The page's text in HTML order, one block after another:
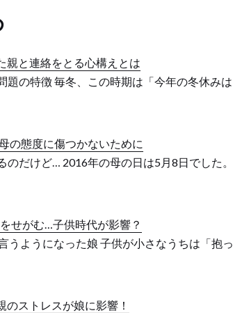
親と連絡をとる心構えとは
題の特徴 毎冬、この時期は「今年の冬休みは
の態度に傷つかないために
のだけど… 2016年の母の日は5月8日でした。
せがむ…子供時代が影響？
うようになった娘 子供が小さなうちは「抱っ
ストレスが娘に影響！